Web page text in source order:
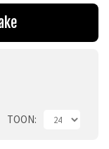
TOON